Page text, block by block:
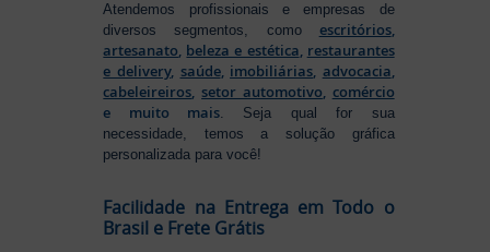
Atendemos profissionais e empresas de
diversos segmentos, como escritórios,
artesanato, beleza e estética, restaurantes
e delivery, saúde, imobiliárias, advocacia,
cabeleireiros, setor automotivo, comércio
e muito mais. Seja qual for sua
necessidade, temos a solução gráfica
personalizada para você!
Facilidade na Entrega em Todo o
Brasil e Frete Grátis